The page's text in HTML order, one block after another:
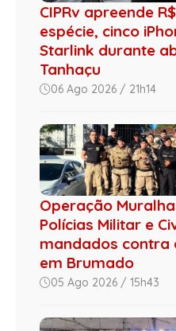
CIPRv apreende
espécie, cinco
Starlink durante
Tanhaçu
06 Ago 2026 / 21h14
Operação
Polícias Militar e
mandados
em Brumado
05 Ago 2026 / 15h43